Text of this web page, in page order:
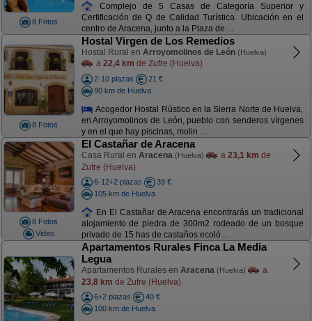
8 Fotos
Complejo de 5 Casas de Categoría Superior y
Certificación de Q de Calidad Turística. Ubicación en el
centro de Aracena, junto a la Plaza de ...
8 Fotos
Hostal Virgen de Los Remedios
Hostal Rural en Arroyomolinos de León (Huelva)
a 22,4 km de Zufre (Huelva)
2-10 plazas
21 €
90 km de Huelva
Acogedor Hostal Rústico en la Sierra Norte de Huelva,
en Arroyomolinos de León, pueblo con senderos vírgenes
y en el que hay piscinas, molin ...
8 Fotos
Video
El Castañar de Aracena
Casa Rural en Aracena (Huelva) a 23,1 km de
Zufre (Huelva)
6-12+2 plazas
39 €
105 km de Huelva
En El Castañar de Aracena encontrarás un tradicional
alojamiento de piedra de 300m2 rodeado de un bosque
privado de 15 has de castaños ecoló ...
Apartamentos Rurales Finca La Media
Legua
Apartamentos Rurales en Aracena (Huelva)
a
23,8 km de Zufre (Huelva)
6+2 plazas
40 €
100 km de Huelva